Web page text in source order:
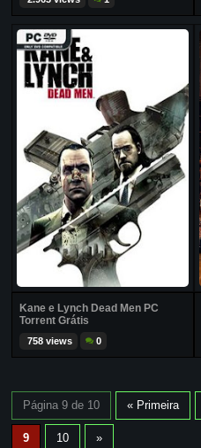
Kane e Lynch Dead Men PC
Torrent Grátis
758 views 0
Página 9 de 10 « Primeira
9 10 »